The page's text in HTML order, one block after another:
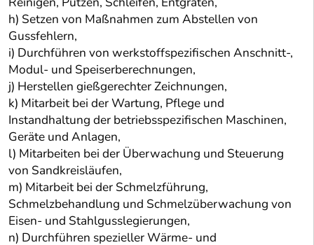
h) Setzen von Maßnahmen zum Abstellen von
Gussfehlern,
i) Durchführen von werkstoffspezifischen Anschnitt-,
Modul- und Speiserberechnungen,
j) Herstellen gießgerechter Zeichnungen,
k) Mitarbeit bei der Wartung, Pflege und
Instandhaltung der betriebsspezifischen Maschinen,
Geräte und Anlagen,
l) Mitarbeiten bei der Überwachung und Steuerung
von Sandkreisläufen,
m) Mitarbeit bei der Schmelzführung,
Schmelzbehandlung und Schmelzüberwachung von
Eisen- und Stahlgusslegierungen,
n) Durchführen spezieller Wärme- und